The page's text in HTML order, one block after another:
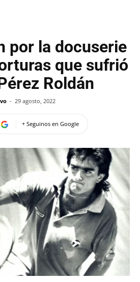
por la docuserie
que sufrió
Roldán
- 29 agosto, 2022
+ Seguinos en Google